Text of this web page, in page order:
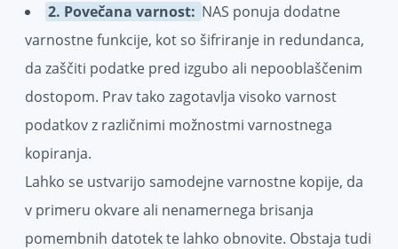
2. Povečana varnost: NAS ponuja dodatne
varnostne funkcije, kot so šifriranje in redundanca,
da zaščiti podatke pred izgubo ali nepooblaščenim
dostopom. Prav tako zagotavlja visoko varnost
podatkov z različnimi možnostmi varnostnega
kopiranja.
Lahko se ustvarijo samodejne varnostne kopije, da
v primeru okvare ali nenamernega brisanja
pomembnih datotek te lahko obnovite. Obstaja tudi